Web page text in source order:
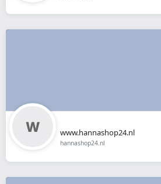
www.hannashop24.nl
hannashop24.nl